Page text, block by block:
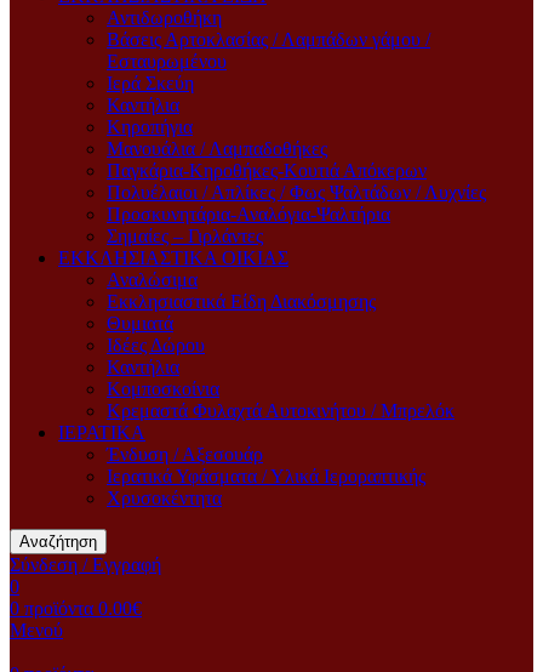
Αντιδωροθήκη
Βάσεις Αρτοκλασίας / Λαμπάδων γάμου /
Εσταυρωμένου
Ιερά Σκεύη
Καντήλια
Κηροπήγια
Μανουάλια / Λαμπαδοθήκες
Παγκάρια-Κηροθήκες-Κουτιά Απόκερων
Πολυέλαιοι / Απλίκες / Φως Ψαλτάδων / Λυχνίες
Προσκυνητάρια-Αναλόγια-Ψαλτήρια
Σημαίες – Γιρλάντες
ΕΚΚΛΗΣΙΑΣΤΙΚΑ ΟΙΚΙΑΣ
Αναλώσιμα
Εκκλησιαστικά Είδη Διακόσμησης
Θυμιατά
Ιδέες Δώρου
Καντήλια
Κομποσκοίνια
Κρεμαστά Φυλαχτά Αυτοκινήτου / Μπρελόκ
ΙΕΡΑΤΙΚΑ
Ένδυση / Αξεσουάρ
Ιερατικά Υφάσματα / Υλικά Ιεροραπτικής
Χρυσοκέντητα
Αναζήτηση
Σύνδεση / Εγγραφή
0
0 προϊόντα 0.00€
Μενού